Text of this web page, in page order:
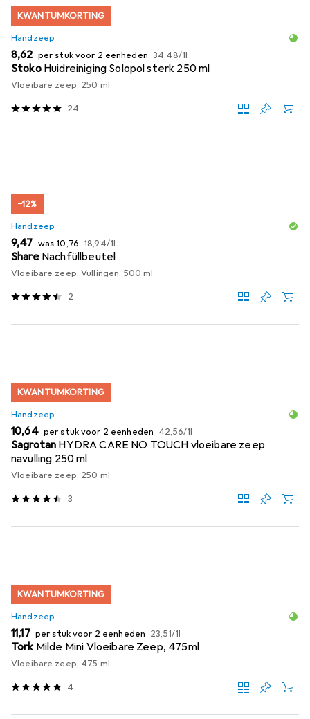
KWANTUMKORTING
Handzeep
EUR
8,62 per stuk voor 2 eenheden EUR
34,48/1l
Stoko Huidreiniging Solopol sterk 250 ml
Vloeibare zeep, 250 ml
24
−12%
Handzeep
EUR
9,47 wasEUR
10,76 EUR
18,94/1l
Share Nachfüllbeutel
Vloeibare zeep, Vullingen, 500 ml
2
KWANTUMKORTING
Handzeep
EUR
10,64 per stuk voor 2 eenheden EUR
42,56/1l
Sagrotan HYDRA CARE NO TOUCH vloeibare zeep
navulling 250 ml
Vloeibare zeep, 250 ml
3
KWANTUMKORTING
Handzeep
EUR
11,17 per stuk voor 2 eenheden EUR
23,51/1l
Tork Milde Mini Vloeibare Zeep, 475ml
Vloeibare zeep, 475 ml
4